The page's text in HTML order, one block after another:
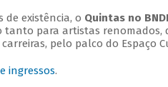
de existência, o Quintas no
tanto para artistas
pelo palco do Espaço
ingressos.